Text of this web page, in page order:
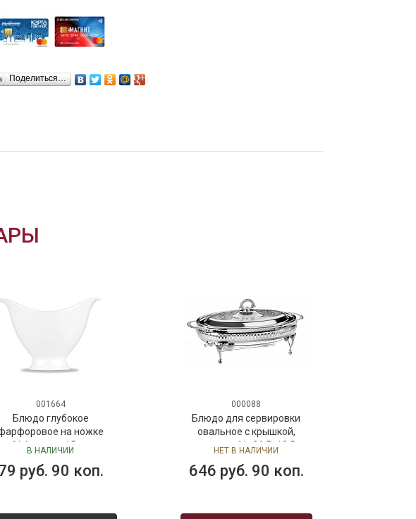
Поделиться…
001664
Блюдо глубокое
на ножке
Alchemy, д. 15 см
В НАЛИЧИИ
руб. 90 коп.
000088
Блюдо для сервировки
овальное с крышкой,
размер: 41x26,5x18,5
НЕТ В НАЛИЧИИ
646 руб. 90 коп.